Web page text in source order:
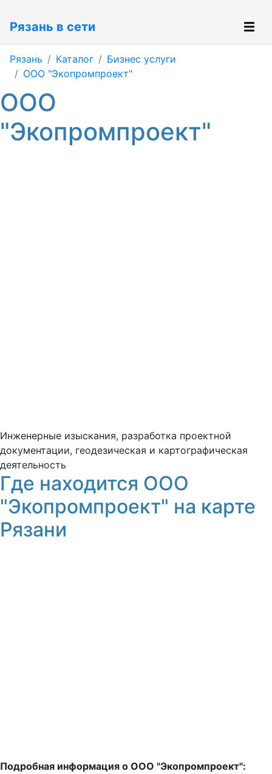
Рязань в сети
Рязань Каталог
Бизнес услуги
ООО "Экопромпроект"
ООО
"Экопромпроект"
Инженерные изыскания, разработка проектной
документации, геодезическая и картографическая
деятельность
Где находится ООО
"Экопромпроект" на карте
Рязани
Подробная информация о ООО "Экопромпроект":